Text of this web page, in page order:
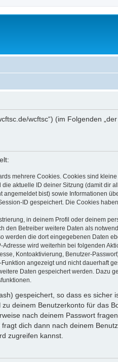
wcftsc“) (im Folgenden
mehrere Cookies. Cookies sind
aktuelle ID deiner Sitzung (damit
bist) sowie Informationen
ID gespeichert. Die Cookies
in deinem Profil oder deinem
den Betreiber weitere Daten als
werden die dort eingegebenen Daten
wird weiterhin bei folgenden
Kontoaktivierung, Benutzer-
angezeigt und nicht dauerhaft
Daten gespeichert werden. Dazu
gespeichert, so dass es
deinem Benutzerkonto für das
nach deinem Passwort
dich dann nach deinem
zugreifen kannst.